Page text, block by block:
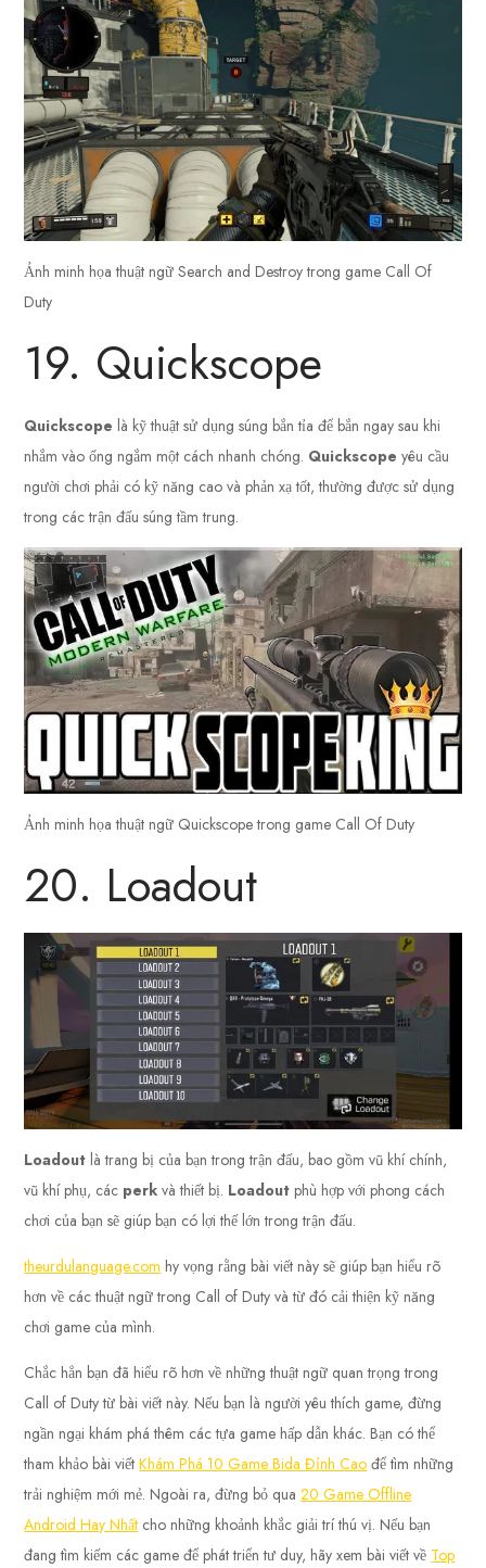
Ảnh minh họa thuật ngữ Search and Destroy trong game Call Of
Duty
19. Quickscope
Quickscope là kỹ thuật sử dụng súng bắn tỉa để bắn ngay sau khi
nhắm vào ống ngắm một cách nhanh chóng. Quickscope yêu cầu
người chơi phải có kỹ năng cao và phản xạ tốt, thường được sử dụng
trong các trận đấu súng tầm trung.
Ảnh minh họa thuật ngữ Quickscope trong game Call Of Duty
20. Loadout
Loadout là trang bị của bạn trong trận đấu, bao gồm vũ khí chính,
vũ khí phụ, các perk và thiết bị. Loadout phù hợp với phong cách
chơi của bạn sẽ giúp bạn có lợi thế lớn trong trận đấu.
theurdulanguage.com hy vọng rằng bài viết này sẽ giúp bạn hiểu rõ
hơn về các thuật ngữ trong Call of Duty và từ đó cải thiện kỹ năng
chơi game của mình.
Chắc hẳn bạn đã hiểu rõ hơn về những thuật ngữ quan trọng trong
Call of Duty từ bài viết này. Nếu bạn là người yêu thích game, đừng
ngần ngại khám phá thêm các tựa game hấp dẫn khác. Bạn có thể
tham khảo bài viếtKhám Phá 10 Game Bida Đỉnh Cao để tìm những
trải nghiệm mới mẻ. Ngoài ra, đừng bỏ qua20 Game Offline
Android Hay Nhất cho những khoảnh khắc giải trí thú vị. Nếu bạn
đang tìm kiếm các game để phát triển tư duy, hãy xem bài viết về Top